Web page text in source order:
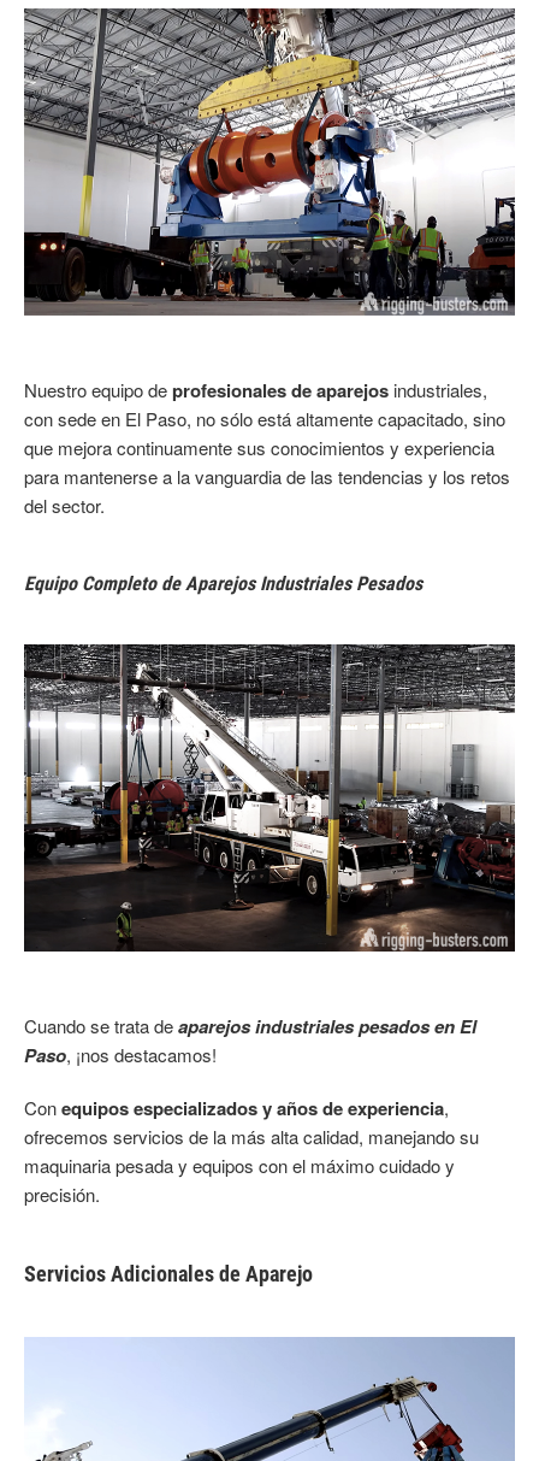
Nuestro equipo deprofesionales de aparejos industriales,
con sede en El Paso, no sólo está altamente capacitado, sino
que mejora continuamente sus conocimientos y experiencia
para mantenerse a la vanguardia de las tendencias y los retos
del sector.
Equipo Completo de Aparejos Industriales Pesados
Cuando se trata deaparejos industriales pesados en El
Paso, ¡nos destacamos!
Conequipos especializados y años de experiencia,
ofrecemos servicios de la más alta calidad, manejando su
maquinaria pesada y equipos con el máximo cuidado y
precisión.
Servicios Adicionales de Aparejo